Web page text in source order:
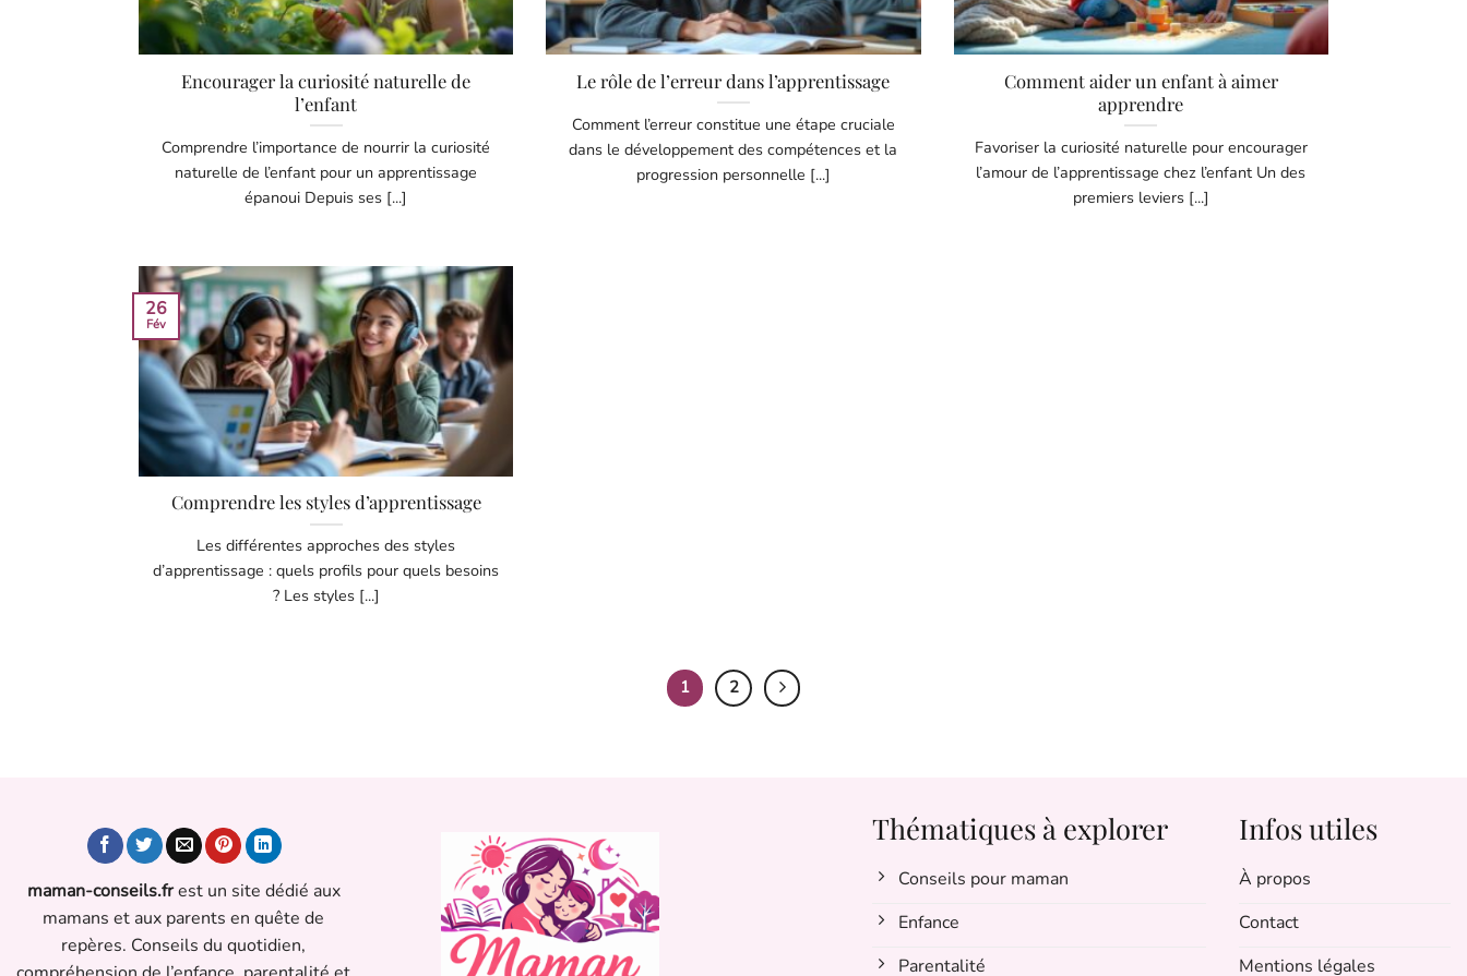
Encourager la curiosité naturelle de
l’enfant
Comprendre l’importance de nourrir la curiosité
naturelle de l’enfant pour un apprentissage
épanoui Depuis ses [...]
Le rôle de l’erreur dans l’apprentissage
Comment l’erreur constitue une étape cruciale
dans le développement des compétences et la
progression personnelle [...]
Comment aider un enfant à aimer
apprendre
Favoriser la curiosité naturelle pour encourager
l’amour de l’apprentissage chez l’enfant Un des
premiers leviers [...]
Comprendre les styles d’apprentissage
Les différentes approches des styles
d’apprentissage : quels profils pour quels besoins
? Les styles [...]
26
Fév
1 2
maman-conseils.frest un site dédié aux
mamans et aux parents en quête de
repères. Conseils du quotidien,
Thématiques à explorer
Conseils pour maman
Enfance
Parentalité
Infos utiles
À propos
Contact
Mentions légales